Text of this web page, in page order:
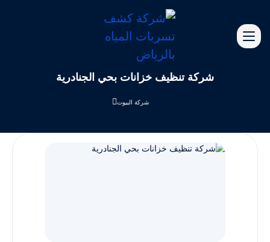
شركة تنظيف خزانات بحي الجنادرية
شركة البيوت